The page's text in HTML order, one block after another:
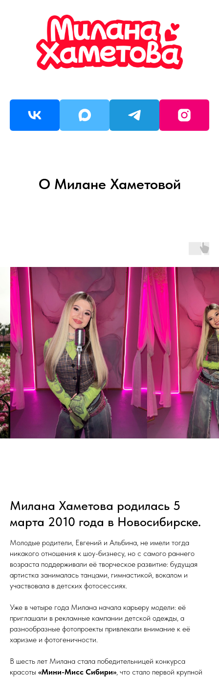
О Милане Хаметовой
Милана Хаметова родилась 5
марта 2010 года в Новосибирске.
Молодые родители, Евгений и Альбина, не имели тогда
никакого отношения к шоу-бизнесу, но с самого раннего
возраста поддерживали её творческое развитие: будущая
артистка занималась танцами, гимнастикой, вокалом и
участвовала в детских фотосессиях.
Уже в четыре года Милана начала карьеру модели: её
приглашали в рекламные кампании детской одежды, а
разнообразные фотопроекты привлекали внимание к её
харизме и фотогеничности.
В шесть лет Милана стала победительницей конкурса
красоты «Мини-Мисс Сибири», что стало первой крупной